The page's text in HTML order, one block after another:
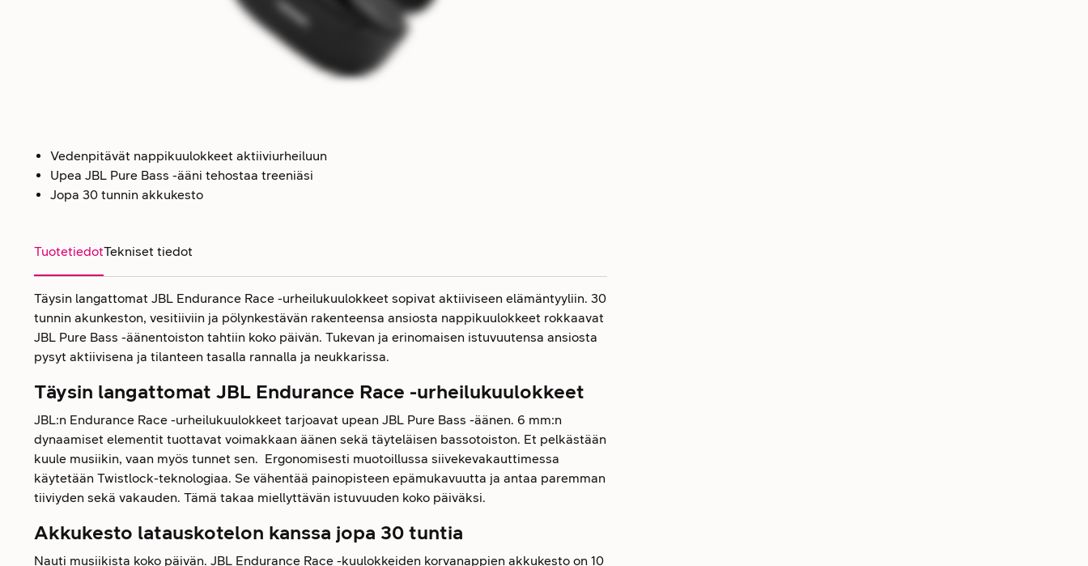
Vedenpitävät nappikuulokkeet aktiiviurheiluun
Upea JBL Pure Bass -ääni tehostaa treeniäsi
Jopa 30 tunnin akkukesto
TuotetiedotTekniset tiedot
Täysin langattomat JBL Endurance Race -urheilukuulokkeet sopivat aktiiviseen elämäntyyliin. 30
tunnin akunkeston, vesitiiviin ja pölynkestävän rakenteensa ansiosta nappikuulokkeet rokkaavat
JBL Pure Bass -äänentoiston tahtiin koko päivän. Tukevan ja erinomaisen istuvuutensa ansiosta
pysyt aktiivisena ja tilanteen tasalla rannalla ja neukkarissa.
Täysin langattomat JBL Endurance Race -urheilukuulokkeet
JBL:n Endurance Race -urheilukuulokkeet tarjoavat upean JBL Pure Bass -äänen. 6 mm:n
dynaamiset elementit tuottavat voimakkaan äänen sekä täyteläisen bassotoiston. Et pelkästään
kuule musiikin, vaan myös tunnet sen. Ergonomisesti muotoillussa siivekevakauttimessa
käytetään Twistlock-teknologiaa. Se vähentää painopisteen epämukavuutta ja antaa paremman
tiiviyden sekä vakauden. Tämä takaa miellyttävän istuvuuden koko päiväksi.
Akkukesto latauskotelon kanssa jopa 30 tuntia
Nauti musiikista koko päivän. JBL Endurance Race -kuulokkeiden korvanappien akkukesto on 10